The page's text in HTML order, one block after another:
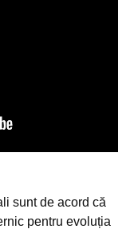
sunt de acord că
pentru evoluția